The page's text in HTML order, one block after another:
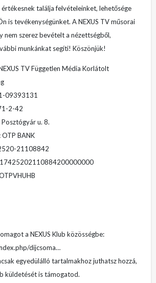
találja felvételeinket, lehetősége
is tevékenységünket. A NEXUS TV műsorai
nem szerez bevételt a nézettségből,
munkánkat segíti! Köszönjük!
TV Független Média Korlátolt
09393131
2-42
u. 8.
OTP BANK
21108842
a NEXUS Klub közösségbe:
dijcsoma…
egyedülálló tartalmakhoz juthatsz hozzá,
küldetését is támogatod.